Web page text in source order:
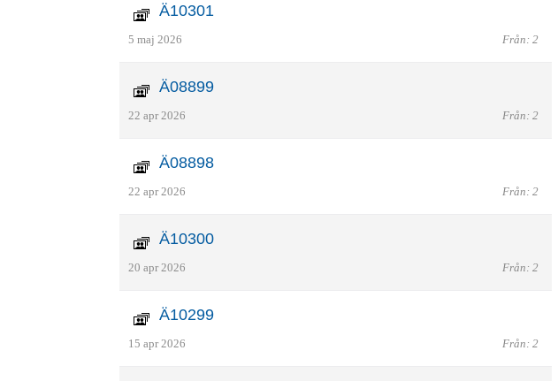
Ä10301
5 maj 2026 Från: 2
Ä08899
22 apr 2026 Från: 2
Ä08898
22 apr 2026 Från: 2
Ä10300
20 apr 2026 Från: 2
Ä10299
15 apr 2026 Från: 2